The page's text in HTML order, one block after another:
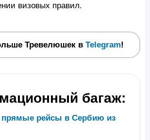
визовых правил.
Тревелюшек в Telegram!
багаж:
прямые рейсы в Сербию из